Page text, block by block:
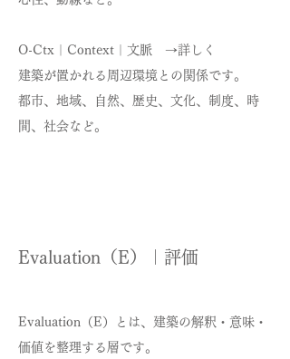
O-Ctx｜Context｜文脈 →詳しく
建築が置かれる周辺環境との関係です。
都市、地域、自然、歴史、文化、制度、時
間、社会など。
Evaluation（E）｜評価
Evaluation（E）とは、建築の解釈・意味・
価値を整理する層です。